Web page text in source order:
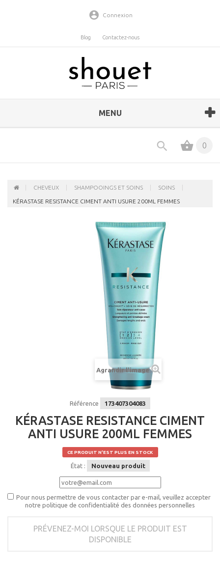
Connexion
Blog Contactez-nous
MENU
0
CHEVEUX SHAMPOOINGS ET SOINS SOINS
KÉRASTASE RESISTANCE CIMENT ANTI USURE 200ML FEMMES
Agrandir l'image
Référence 173407304083
KÉRASTASE RESISTANCE CIMENT
ANTI USURE 200ML FEMMES
CE PRODUIT N'EST PLUS EN STOCK
État : Nouveau produit
Pour nous permettre de vous contacter par e-mail, veuillez accepter
notre politique de confidentialité des données personnelles
PRÉVENEZ-MOI LORSQUE LE PRODUIT EST
DISPONIBLE